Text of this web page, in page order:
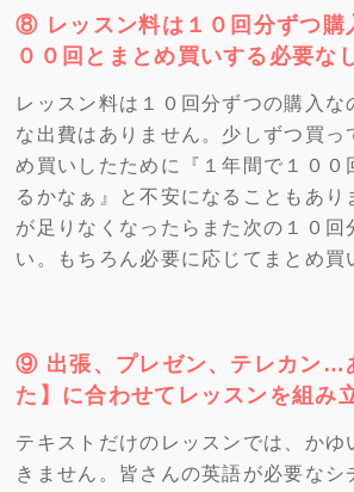
⑧ レッスン料は１０回分ずつ購
００回とまとめ買いする必要な
レッスン料は１０回分ずつの購入な
な出費はありません。少しずつ買っ
め買いしたために『１年間で１００
るかなぁ』と不安になることもあり
が足りなくなったらまた次の１０回
い。もちろん必要に応じてまとめ買
⑨ 出張、プレゼン、テレカン…
た】に合わせてレッスンを組み
テキストだけのレッスンでは、かゆ
きません。皆さんの英語が必要なシ